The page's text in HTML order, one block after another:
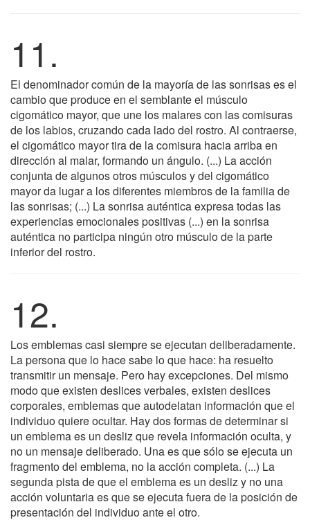
11.
El denominador común de la mayoría de las sonrisas es el
cambio que produce en el semblante el músculo
cigomático mayor, que une los malares con las comisuras
de los labios, cruzando cada lado del rostro. Al contraerse,
el cigomático mayor tira de la comisura hacia arriba en
dirección al malar, formando un ángulo. (...) La acción
conjunta de algunos otros músculos y del cigomático
mayor da lugar a los diferentes miembros de la familia de
las sonrisas; (...) La sonrisa auténtica expresa todas las
experiencias emocionales positivas (...) en la sonrisa
auténtica no participa ningún otro músculo de la parte
inferior del rostro.
12.
Los emblemas casi siempre se ejecutan deliberadamente.
La persona que lo hace sabe lo que hace: ha resuelto
transmitir un mensaje. Pero hay excepciones. Del mismo
modo que existen deslices verbales, existen deslices
corporales, emblemas que autodelatan información que el
individuo quiere ocultar. Hay dos formas de determinar si
un emblema es un desliz que revela información oculta, y
no un mensaje deliberado. Una es que sólo se ejecuta un
fragmento del emblema, no la acción completa. (...) La
segunda pista de que el emblema es un desliz y no una
acción voluntaria es que se ejecuta fuera de la posición de
presentación del individuo ante el otro.